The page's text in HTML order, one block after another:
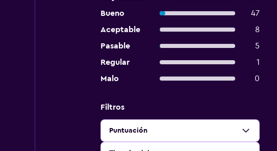
Bueno
47
Aceptable
8
Pasable
5
Regular
1
Malo
0
Filtros
Puntuación